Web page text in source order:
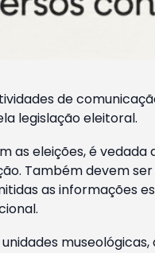
de
legislação eleitoral.
as eleições, é
Também devem
as informações